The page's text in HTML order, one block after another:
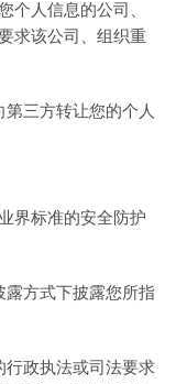
个人信息的公司、
求该公司、组织重
三方转让您的个人
界标准的安全防护
露方式下披露您所指
行政执法或司法要求